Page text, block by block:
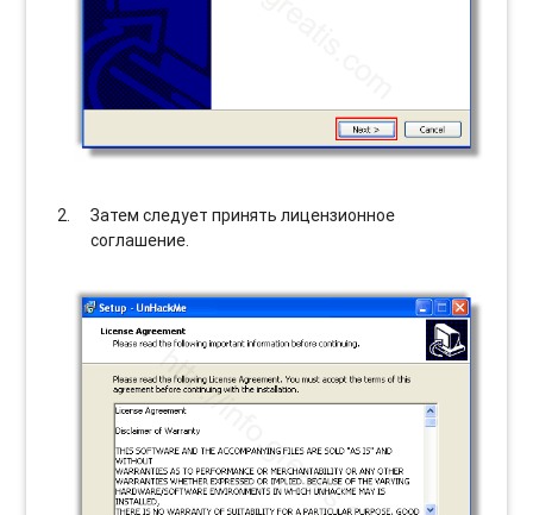
Затем следует принять лицензионное
соглашение.